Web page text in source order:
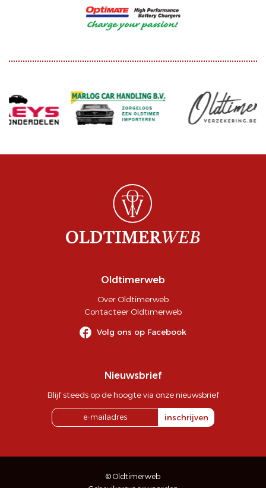
Oldtimerweb
Over Oldtimerweb
Contacteer Oldtimerweb
Volg ons op Facebook
Nieuwsbrief
Blijf steeds op de hoogte via onze nieuwsbrief
inschrijven
© Oldtimerweb